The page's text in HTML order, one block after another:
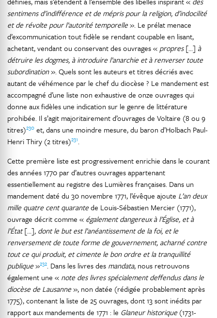
sentimens d’indifférence et de mépris pour la religion, d’indocilité
et de révolte pour l’autorité temporelle». Le prélat menace
d’excommunication tout fidèle se rendant coupable en lisant,
achetant, vendant ou conservant des ouvrages « propres[…] à
détruire les dogmes, à introduire l’anarchie et à renverser toute
subordination». Quels sont les auteurs et titres décriés avec
autant de véhémence par le chef du diocèse ? Le mandement est
accompagné d’une liste non exhaustive de onze ouvrages qui
donne aux fidèles une indication sur le genre de littérature
prohibée. Il s’agit majoritairement d’ouvrages de Voltaire (8 ou 9
titres)230 et, dans une moindre mesure, du baron d’Holbach Paul-
Henri Thiry (2 titres)231.
Cette première liste est progressivement enrichie dans le courant
des années 1770 par d’autres ouvrages appartenant
essentiellement au registre des Lumières françaises. Dans un
mandement daté du 30 novembre 1771, l’évêque ajoute L’an deux
mille quatre cent quarantede Louis-Sébastien Mercier (1771),
ouvrage décrit comme « également dangereux à l’Église, et à
l’État[…], dont le but est l’anéantissement de la foi, et le
renversement de toute forme de gouvernement, acharné contre
tout ce qui produit, et cimente le bon ordre et la tranquillité
publique»232. Dans les livres des mandata, nous retrouvons
également une « note des livres spécialement deffendus dans le
diocèse de Lausanne», non datée (rédigée probablement après
1775), contenant la liste de 25 ouvrages, dont 13 sont inédits par
rapport aux mandements de 1771 : le Glaneur historique (1731-